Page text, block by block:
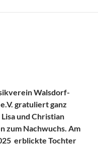
Walsdorf-
gratuliert ganz
und Christian
zum Nachwuchs. Am
erblickte Tochter